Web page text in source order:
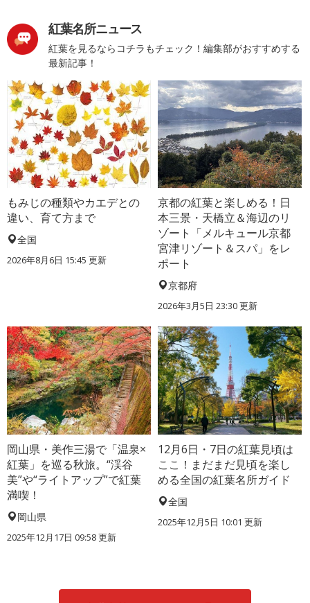
紅葉名所ニュース
紅葉を見るならコチラもチェック！編集部がおすすめする
最新記事！
もみじの種類やカエデとの
違い、育て方まで
全国
2026年8月6日 15:45 更新
京都の紅葉と楽しめる！日
本三景・天橋立＆海辺のリ
ゾート「メルキュール京都
宮津リゾート＆スパ」をレ
ポート
京都府
2026年3月5日 23:30 更新
岡山県・美作三湯で「温泉×
紅葉」を巡る秋旅。“渓谷
美”や“ライトアップ”で紅葉
満喫！
岡山県
2025年12月17日 09:58 更新
12月6日・7日の紅葉見頃は
ここ！まだまだ見頃を楽し
める全国の紅葉名所ガイド
全国
2025年12月5日 10:01 更新